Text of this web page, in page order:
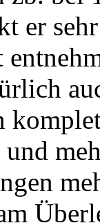
er